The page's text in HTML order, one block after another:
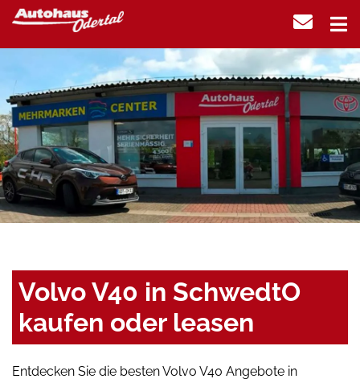
Volvo V40 in SchwedtO
kaufen oder leasen
Entdecken Sie die besten Volvo V40 Angebote in